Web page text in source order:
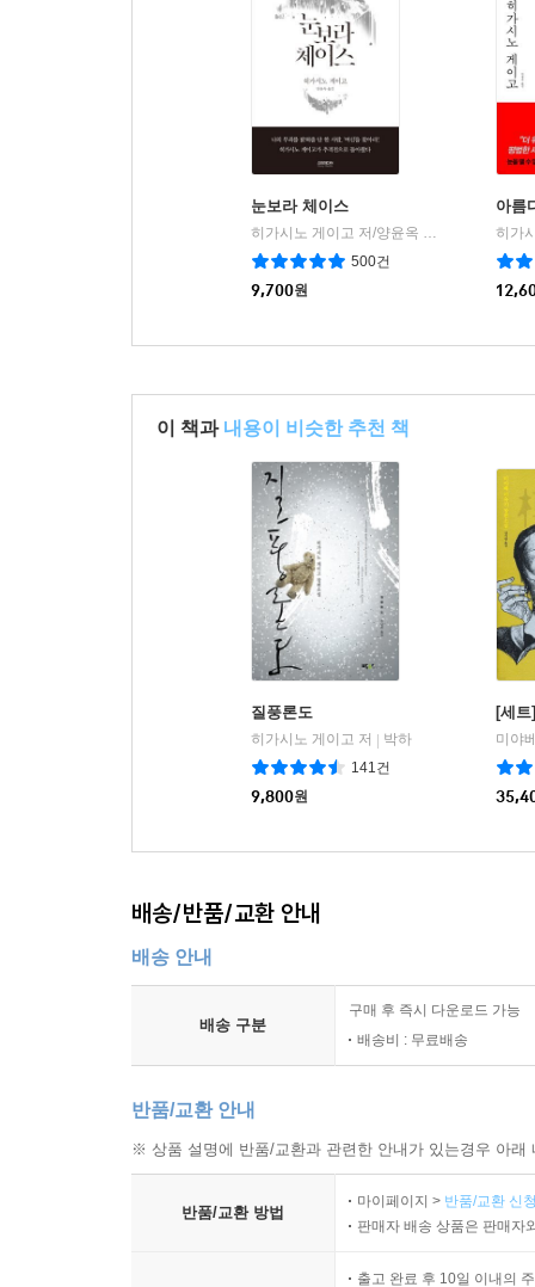
눈보라 체이스
소미미디어
500건
9,700원
아름
이 책과 내용이 비슷한 추천 책
질풍론도
히가시노 게이고 저 | 박하
141건
9,800원
[세트
배송/반품/교환 안내
배송 안내
배송 구분
구매 후 즉시 다운로드 가능
배송비 : 무료배송
반품/교환 안내
※ 상품 설명에 반품/교환과 관련한 안내가 있는경우 아
반품/교환 방법
마이페이지 > 반품/교환 신
판매자 배송 상품은 판매자
출고 완료 후 10일 이내의